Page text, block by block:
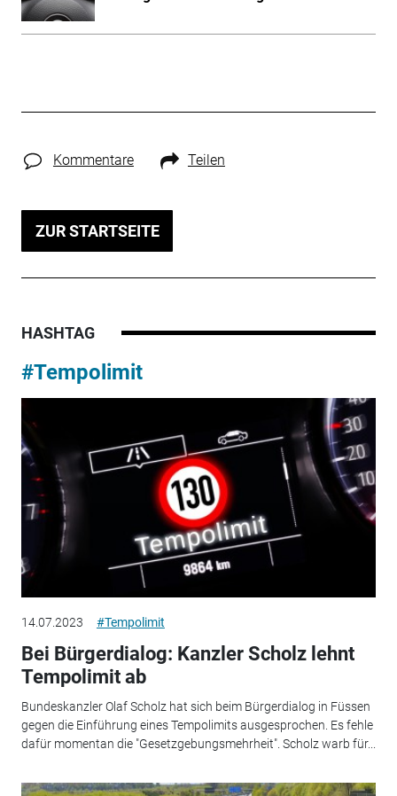
Kommentare Teilen
ZUR STARTSEITE
HASHTAG
#Tempolimit
14.07.2023 #Tempolimit
Bei Bürgerdialog: Kanzler Scholz lehnt
Tempolimit ab
Bundeskanzler Olaf Scholz hat sich beim Bürgerdialog in Füssen
gegen die Einführung eines Tempolimits ausgesprochen. Es fehle
dafür momentan die "Gesetzgebungsmehrheit". Scholz warb für...